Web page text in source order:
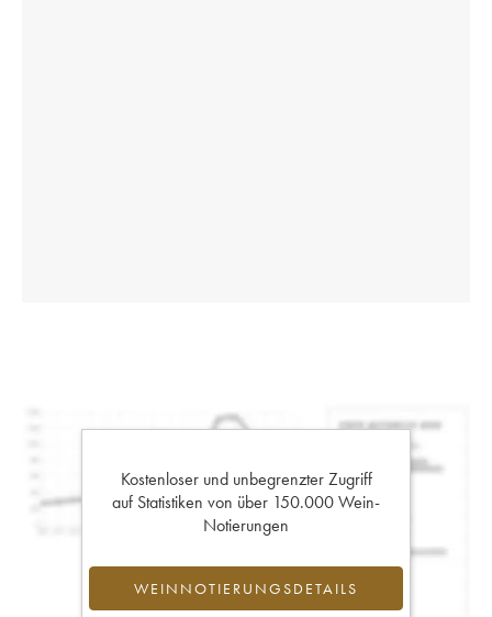
Kostenloser und unbegrenzter Zugriff
auf Statistiken von über 150.000 Wein-
Notierungen
WEINNOTIERUNGSDETAILS